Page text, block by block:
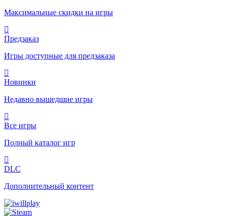
Максимальные скидки на игры
Предзаказ
Игры доступные для предзаказа
Новинки
Недавно вышедшие игры
Все игры
Полный каталог игр
DLC
Дополнительный контент